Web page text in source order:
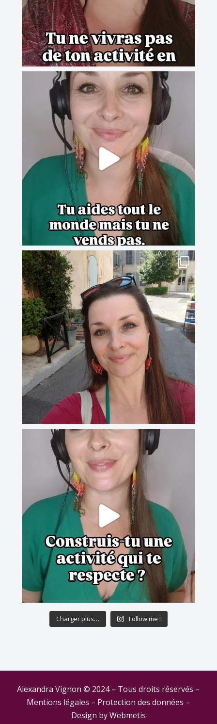
Charger plus… Follow me !
Alexandra Vignon © 2024 – Tous droits réservés –
Mentions légales – Protection des données –
Design byWebmetis